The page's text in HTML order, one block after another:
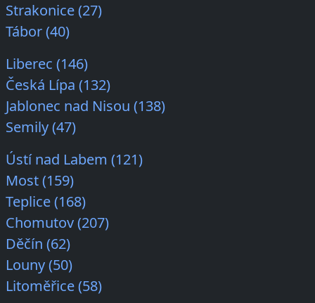
Strakonice (27)
Tábor (40)
Liberec (146)
Česká Lípa (132)
Jablonec nad Nisou (138)
Semily (47)
Ústí nad Labem (121)
Most (159)
Teplice (168)
Chomutov (207)
Děčín (62)
Louny (50)
Litoměřice (58)